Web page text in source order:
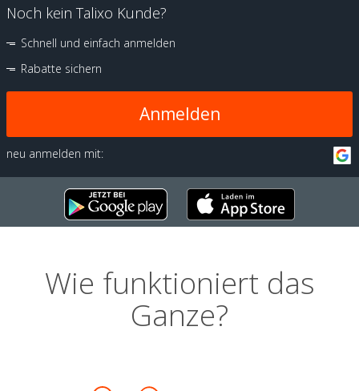
Noch kein Talixo Kunde?
Schnell und einfach anmelden
Rabatte sichern
Anmelden
neu anmelden mit:
Wie funktioniert das
Ganze?